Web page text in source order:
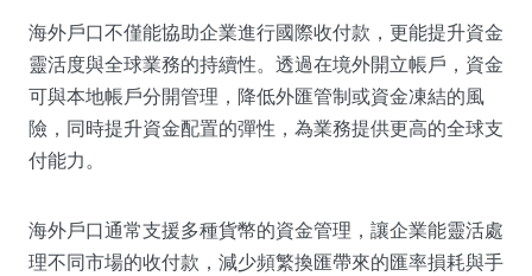
海外戶口不僅能協助企業進行國際收付款，更能提升資金
靈活度與全球業務的持續性。透過在境外開立帳戶，資金
可與本地帳戶分開管理，降低外匯管制或資金凍結的風
險，同時提升資金配置的彈性，為業務提供更高的全球支
付能力。
海外戶口通常支援多種貨幣的資金管理，讓企業能靈活處
理不同市場的收付款，減少頻繁換匯帶來的匯率損耗與手